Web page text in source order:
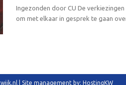
Ingezonden door CU De
om met elkaar in gesprek te gaan
| Site management by: HostingKW